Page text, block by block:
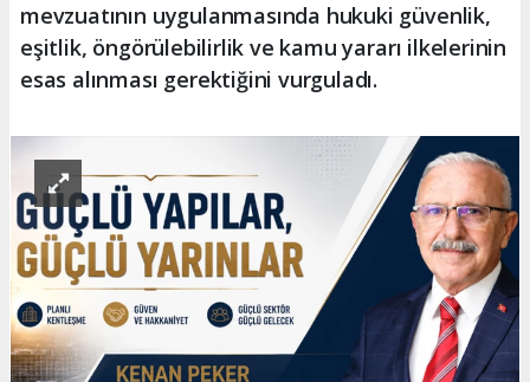
mevzuatının uygulanmasında hukuki güvenlik,
eşitlik, öngörülebilirlik ve kamu yararı ilkelerinin
esas alınması gerektiğini vurguladı.